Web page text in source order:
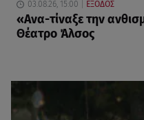
03.08.26, 15:00 ΕΞΟΔΟΣ
«Ανα-τίναξε την
Θέατρο Άλσος